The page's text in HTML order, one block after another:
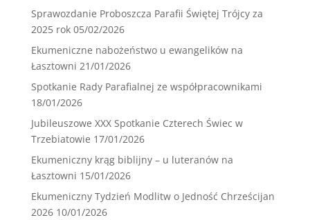
Sprawozdanie Proboszcza Parafii Świętej Trójcy za
2025 rok 05/02/2026
Ekumeniczne nabożeństwo u ewangelików na
Łasztowni 21/01/2026
Spotkanie Rady Parafialnej ze współpracownikami
18/01/2026
Jubileuszowe XXX Spotkanie Czterech Świec w
Trzebiatowie 17/01/2026
Ekumeniczny krąg biblijny – u luteranów na
Łasztowni 15/01/2026
Ekumeniczny Tydzień Modlitw o Jedność Chrześcijan
2026 10/01/2026